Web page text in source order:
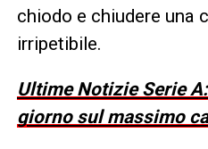
chiodo e chiudere una
irripetibile.
Ultime Notizie Serie
giorno sul massimo